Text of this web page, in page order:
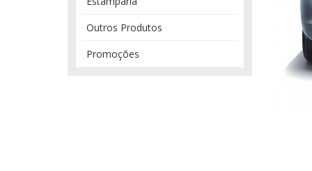
Outros Produtos
Promoções